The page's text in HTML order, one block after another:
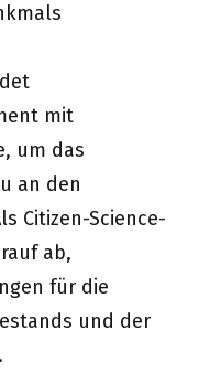
mit
um das
an den
Citizen-Science-
ab,
für die
und der